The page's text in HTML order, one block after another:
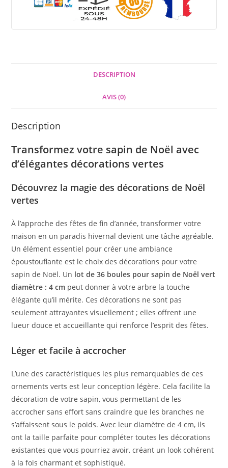
DESCRIPTION
AVIS (0)
Description
Transformez votre sapin de Noël avec
d’élégantes décorations vertes
Découvrez la magie des décorations de Noël
vertes
À l’approche des fêtes de fin d’année, transformer votre
maison en un paradis hivernal devient une tâche agréable.
Un élément essentiel pour créer une ambiance
époustouflante est le choix des décorations pour votre
sapin de Noël. Un lot de 36 boules pour sapin de Noël vert
diamètre : 4 cm peut donner à votre arbre la touche
élégante qu’il mérite. Ces décorations ne sont pas
seulement attrayantes visuellement ; elles offrent une
lueur douce et accueillante qui renforce l’esprit des fêtes.
Léger et facile à accrocher
L’une des caractéristiques les plus remarquables de ces
ornements verts est leur conception légère. Cela facilite la
décoration de votre sapin, vous permettant de les
accrocher sans effort sans craindre que les branches ne
s’affaissent sous le poids. Avec leur diamètre de 4 cm, ils
ont la taille parfaite pour compléter toutes les décorations
existantes que vous pourriez avoir, créant un look cohérent
à la fois charmant et sophistiqué.